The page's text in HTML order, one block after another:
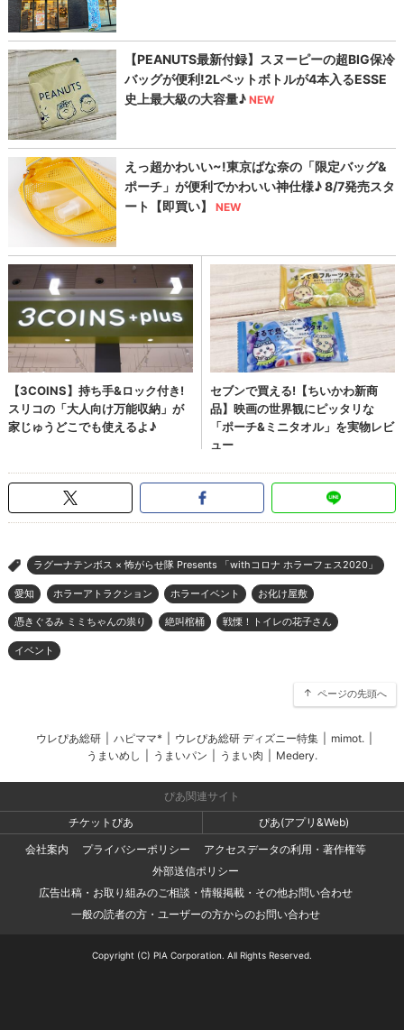
> ラグーナテンボス × 怖がらせ隊 Presents 「withコロナ ホラーフェス2020」
愛知 ホラーアトラクション ホラーイベント お化け屋敷
憑きぐるみ ミミちゃんの祟り 絶叫棺桶 戦慄！トイレの花子さん
イベント
ページの先頭へ
ウレぴあ総研 ハピママ* ウレぴあ総研 ディズニー特集 mimot.
うまいめし
うまいパン うまい肉 Medery.
ぴあ関連サイト
チケットぴあ
ぴあ(アプリ&Web)
会社案内
プライバシーポリシー
アクセスデータの利用・著作権等
外部送信ポリシー
広告出稿・お取り組みのご相談・情報掲載・その他お問い合わせ
一般の読者の方・ユーザーの方からのお問い合わせ
Copyright (C) PIA Corporation. All Rights Reserved.